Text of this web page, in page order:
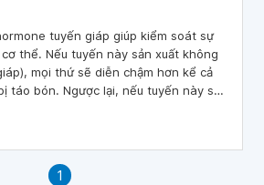
tuyến giáp giúp kiểm soát sự
thể. Nếu tuyến này sản xuất không
mọi thứ sẽ diễn chậm hơn kể cả
táo bón. Ngược lại, nếu tuyến này sản
trở nên nhanh hơn nhiều và có thể
1